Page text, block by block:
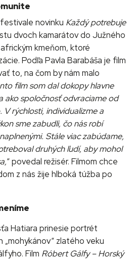
novinku Každý potrebuje
dvoch kamarátov do Južného
kmeňom, ktoré
Podľa Pavla Barabáša je film
to, na čom by nám malo
film som dal dokopy hlavne
ako spoločnosť odvraciame od
rýchlosti, individualizme a
sme zabudli, čo nás robí
Stále viac zabúdame,
druhých ľudí, aby mohol
“ povedal režisér. Filmom chce
z nás žije hlboká túžba po
Hatiara prinesie portrét
zlatého veku
Film Róbert Gálfy – Horský